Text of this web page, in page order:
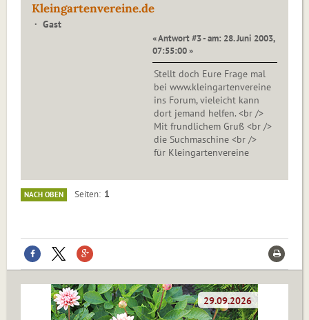
Kleingartenvereine.de
Gast
« Antwort #3 - am: 28. Juni 2003,
07:55:00 »
Stellt doch Eure Frage mal
bei www.kleingartenvereine
ins Forum, vieleicht kann
dort jemand helfen. <br />
Mit frundlichem Gruß <br />
die Suchmaschine <br />
für Kleingartenvereine
NACH OBEN Seiten 1